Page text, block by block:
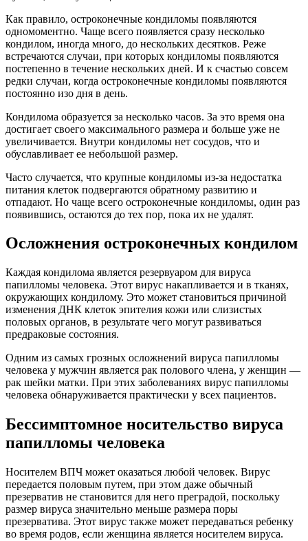
Как правило, остроконечные кондиломы появляются
одномоментно. Чаще всего появляется сразу несколько
кондилом, иногда много, до нескольких десятков. Реже
встречаются случаи, при которых кондиломы появляются
постепенно в течение нескольких дней. И к счастью совсем
редки случаи, когда остроконечные кондиломы появляются
постоянно изо дня в день.
Кондилома образуется за несколько часов. За это время она
достигает своего максимального размера и больше уже не
увеличивается. Внутри кондиломы нет сосудов, что и
обуславливает ее небольшой размер.
Часто случается, что крупные кондиломы из-за недостатка
питания клеток подвергаются обратному развитию и
отпадают. Но чаще всего остроконечные кондиломы, один раз
появившись, остаются до тех пор, пока их не удалят.
Осложнения остроконечных кондилом
Каждая кондилома является резервуаром для вируса
папилломы человека. Этот вирус накапливается и в тканях,
окружающих кондилому. Это может становиться причиной
изменения ДНК клеток эпителия кожи или слизистых
половых органов, в результате чего могут развиваться
предраковые состояния.
Одним из самых грозных осложнений вируса папилломы
человека у мужчин является рак полового члена, у женщин —
рак шейки матки. При этих заболеваниях вирус папилломы
человека обнаруживается практически у всех пациентов.
Бессимптомное носительство вируса
папилломы человека
Носителем ВПЧ может оказаться любой человек. Вирус
передается половым путем, при этом даже обычный
презерватив не становится для него преградой, поскольку
размер вируса значительно меньше размера поры
презерватива. Этот вирус также может передаваться ребенку
во время родов, если женщина является носителем вируса.